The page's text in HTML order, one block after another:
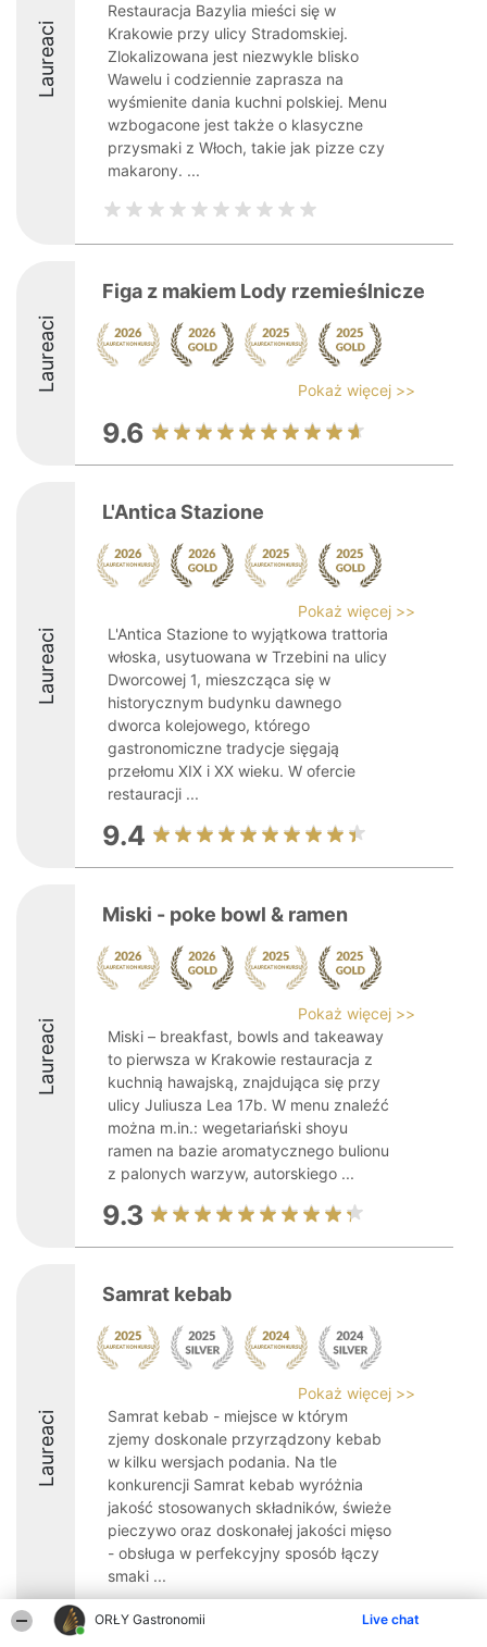
ORŁY Gastronomii Live chat
Laureaci
Restauracja Bazylia mieści się w
Krakowie przy ulicy Stradomskiej.
Zlokalizowana jest niezwykle blisko
Wawelu i codziennie zaprasza na
wyśmienite dania kuchni polskiej. Menu
wzbogacone jest także o klasyczne
przysmaki z Włoch, takie jak pizze czy
makarony. ...
Laureaci
Figa z makiem Lody rzemieślnicze
Pokaż więcej >>
9.6
Laureaci
L'Antica Stazione
Pokaż więcej >>
L'Antica Stazione to wyjątkowa trattoria
włoska, usytuowana w Trzebini na ulicy
Dworcowej 1, mieszcząca się w
historycznym budynku dawnego
dworca kolejowego, którego
gastronomiczne tradycje sięgają
przełomu XIX i XX wieku. W ofercie
restauracji ...
9.4
Laureaci
Miski - poke bowl & ramen
Pokaż więcej >>
Miski – breakfast, bowls and takeaway
to pierwsza w Krakowie restauracja z
kuchnią hawajską, znajdująca się przy
ulicy Juliusza Lea 17b. W menu znaleźć
można m.in.: wegetariański shoyu
ramen na bazie aromatycznego bulionu
z palonych warzyw, autorskiego ...
9.3
Laureaci
Samrat kebab
Pokaż więcej >>
Samrat kebab - miejsce w którym
zjemy doskonale przyrządzony kebab
w kilku wersjach podania. Na tle
konkurencji Samrat kebab wyróżnia
jakość stosowanych składników, świeże
pieczywo oraz doskonałej jakości mięso
- obsługa w perfekcyjny sposób łączy
smaki ...